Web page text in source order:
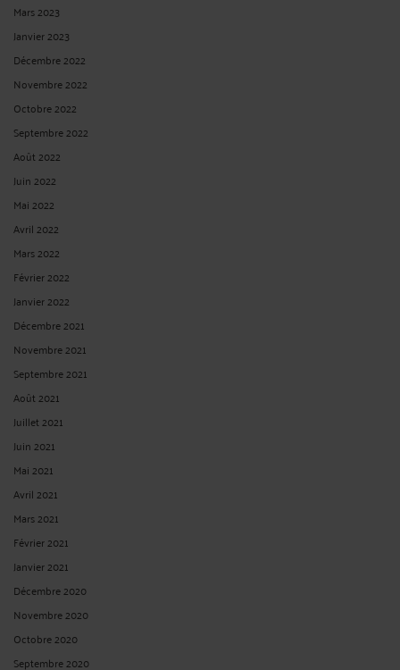
Mars 2023
Janvier 2023
Décembre 2022
Novembre 2022
Octobre 2022
Septembre 2022
Août 2022
Juin 2022
Mai 2022
Avril 2022
Mars 2022
Février 2022
Janvier 2022
Décembre 2021
Novembre 2021
Septembre 2021
Août 2021
Juillet 2021
Juin 2021
Mai 2021
Avril 2021
Mars 2021
Février 2021
Janvier 2021
Décembre 2020
Novembre 2020
Octobre 2020
Septembre 2020